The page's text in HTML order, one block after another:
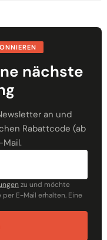
nächste
an und
Rabattcode (ab
Mail.
zu und möchte
E-Mail erhalten. Eine